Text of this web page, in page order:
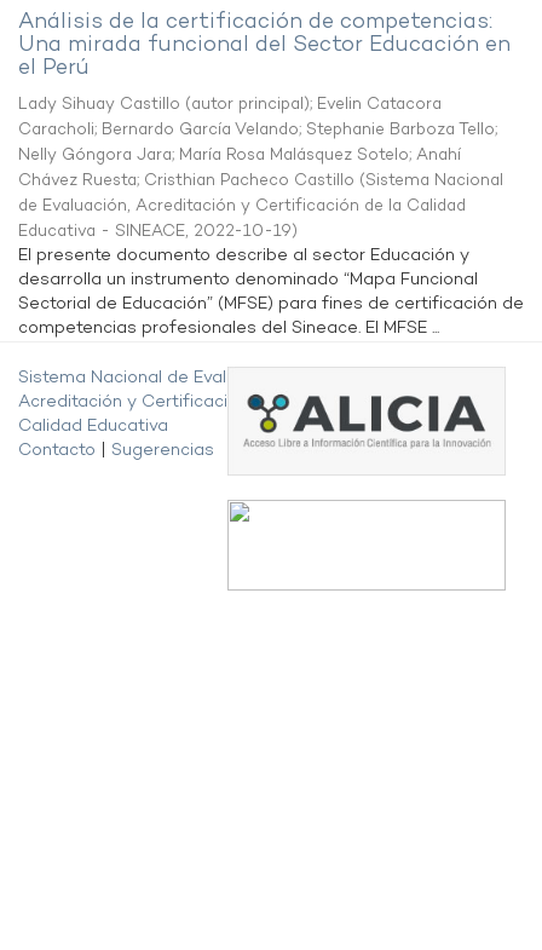
Análisis de la certificación de competencias:
Una mirada funcional del Sector Educación en
el Perú
Lady Sihuay Castillo (autor principal); Evelin Catacora
Caracholi; Bernardo García Velando; Stephanie Barboza Tello;
Nelly Góngora Jara; María Rosa Malásquez Sotelo; Anahí
Chávez Ruesta; Cristhian Pacheco Castillo (Sistema Nacional
de Evaluación, Acreditación y Certificación de la Calidad
Educativa - SINEACE, 2022-10-19)
El presente documento describe al sector Educación y
desarrolla un instrumento denominado “Mapa Funcional
Sectorial de Educación” (MFSE) para fines de certificación de
competencias profesionales del Sineace. El MFSE ...
Sistema Nacional de Evaluación,
Acreditación y Certificación de la
Calidad Educativa
Contacto
Sugerencias